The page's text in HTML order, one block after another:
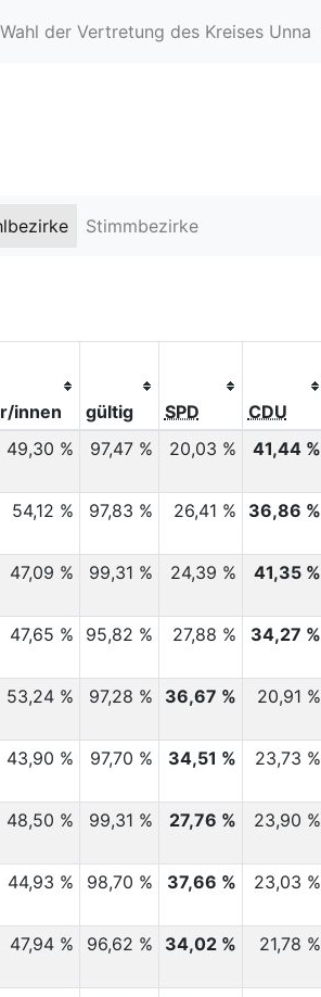
Wahl der Vertretung des Kreises Unna
Stimmbezirke
innen gültig SPD CDU
49,30 % 97,47 % 20,03 % 41,44 %
54,12 % 97,83 % 26,41 % 36,86 %
47,09 % 99,31 % 24,39 % 41,35 %
47,65 % 95,82 % 27,88 % 34,27 %
53,24 % 97,28 % 36,67 % 20,91 %
43,90 % 97,70 % 34,51 % 23,73 %
48,50 % 99,31 % 27,76 % 23,90 %
44,93 % 98,70 % 37,66 % 23,03 %
47,94 % 96,62 % 34,02 % 21,78 %